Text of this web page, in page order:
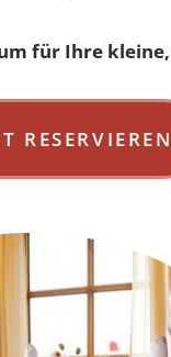
für Ihre
RESERVIEREN